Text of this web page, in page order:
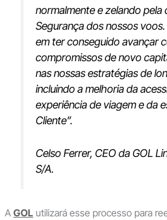
normalmente e zelando pela
Segurança dos nossos
em ter conseguido avançar
compromissos de novo
nas nossas estratégias de
incluindo a melhoria da
experiência de viagem e da
Cliente”.
Celso Ferrer, CEO da GOL
S/A.
A GOLutilizará esse processo para